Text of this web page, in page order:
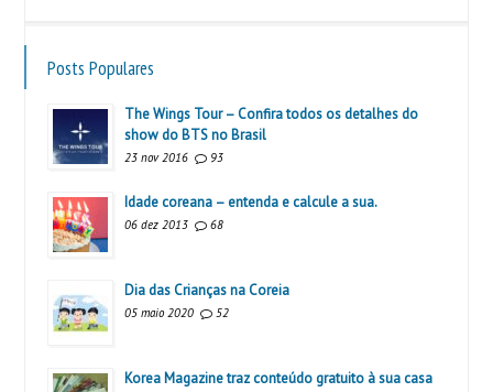
Posts Populares
The Wings Tour – Confira todos os detalhes do
show do BTS no Brasil
23 nov 2016 93
Idade coreana – entenda e calcule a sua.
06 dez 2013 68
Dia das Crianças na Coreia
05 maio 2020 52
Korea Magazine traz conteúdo gratuito à sua casa